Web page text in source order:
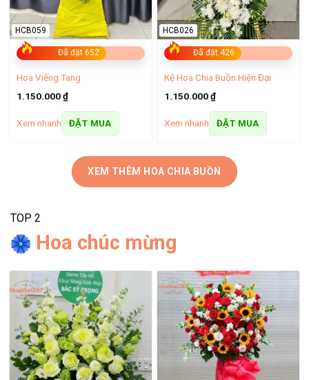
hái thành công, rất thích hợp tặng cho các bạn nam.
– Xem thêm:
Shop hoa tươi Vĩnh Phúc – Giao hoa tận nơi trong 2h
Shop hoa tươi Đan Phượng – Dịch vụ đặt hoa uy tín
Bó hoa hướng dương tặng nam
Đã đặt 652
HCB059
Hoa Viếng Tang
1.150.000₫
Xem nhanh ĐẶT MUA
Đã đặt 426
HCB026
Kệ Hoa Chia Buồn Hiện Đại
1.150.000₫
Xem nhanh ĐẶT MUA
XEM THÊM HOA CHIA BUỒN
TOP 2
Hoa chúc mừng